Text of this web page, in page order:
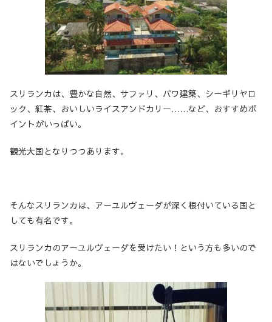
スリランカは、豊かな自然、サファリ、バワ建築、シーギリヤロ
ック、紅茶、おいしいライスアンドカリー……など、おすすめポ
イントがいっぱい。
観光大国となりつつあります。
そんなスリランカは、アーユルヴェーダが深く根付いている国と
しても有名です。
スリランカのアーユルヴェーダを受けたい！という方も多いので
はないでしょうか。